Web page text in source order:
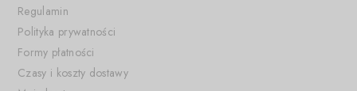
Regulamin
Polityka prywatności
Formy płatności
Czasy i koszty dostawy